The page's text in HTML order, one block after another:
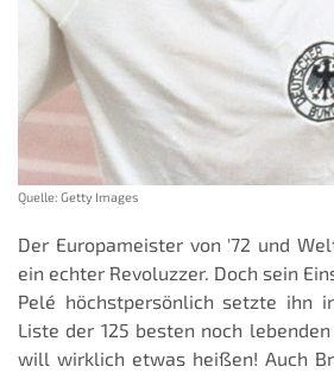
Quelle: Getty Images
Der Europameister von '72 und
ein echter Revoluzzer. Doch sein
Pelé höchstpersönlich setzte ihn
Liste der 125 besten noch
will wirklich etwas heißen! Auch